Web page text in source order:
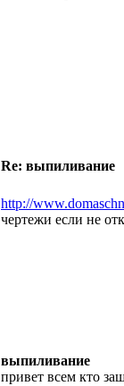
Re: выпиливание
http://
чертежи если не
выпиливание
привет всем кто